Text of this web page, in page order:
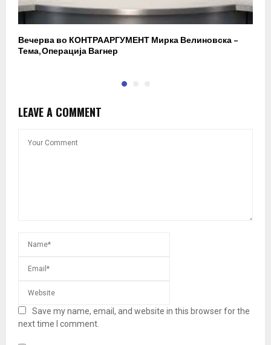
Вечерва во КОНТРААРГУМЕНТ Мирка Велиновска –
Тема, Операција Вагнер
LEAVE A COMMENT
Save my name, email, and website in this browser for the
next time I comment.